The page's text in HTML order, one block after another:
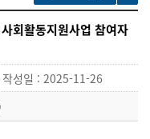
회활동지원사업 참여자
작성일 : 2025-11-26